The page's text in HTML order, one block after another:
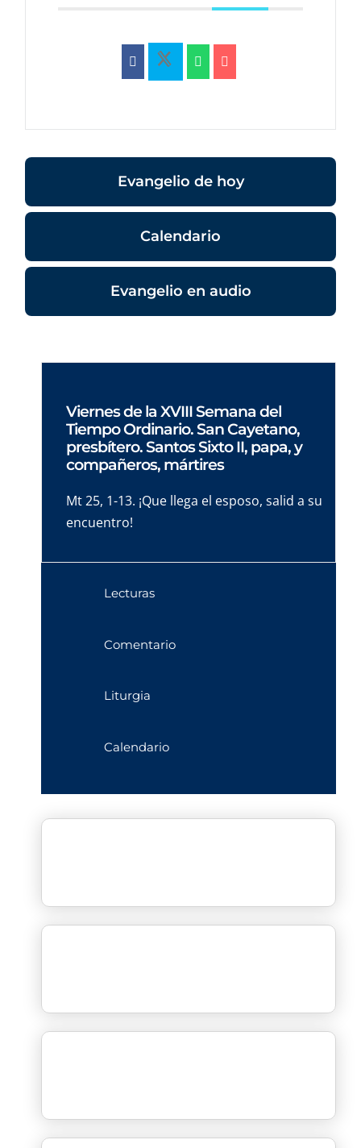
Evangelio de hoy
Calendario
Evangelio en audio
Viernes de la XVIII Semana del
Tiempo Ordinario. San Cayetano,
presbítero. Santos Sixto II, papa, y
compañeros, mártires
Mt 25, 1-13. ¡Que llega el esposo, salid a su
encuentro!
Lecturas
Comentario
Liturgia
Calendario